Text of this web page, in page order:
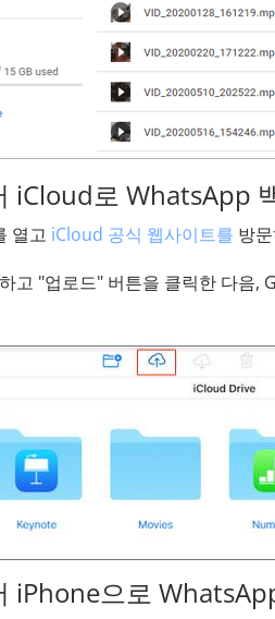
iCloud로 WhatsApp
열고 iCloud 공식 웹사이트를 방
고 "업로드" 버튼을 클릭한 다음
iPhone으로